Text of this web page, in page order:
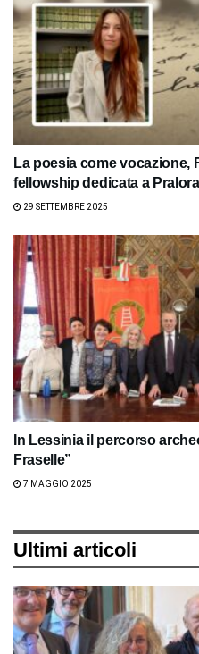
La poesia come vocazione,
fellowship dedicata a
29 SETTEMBRE 2025
In Lessinia il percorso
Fraselle”
7 MAGGIO 2025
Ultimi articoli